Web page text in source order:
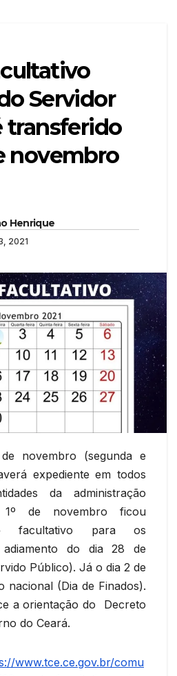
Servidor
transferido
novembro
Henrique
2021
novembro (segunda e
expediente em todos
da administração
de novembro ficou
facultativo para os
adiamento do dia 28 de
Público). Já o dia 2 de
nacional (Dia de Finados).
a orientação do Decreto
do Ceará.
www.tce.ce.gov.br/comu